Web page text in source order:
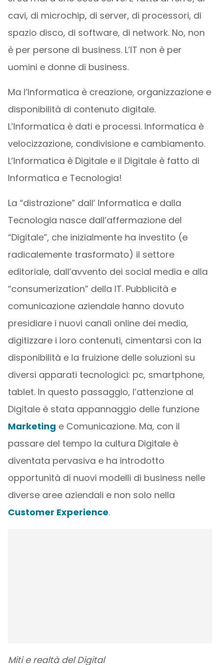
cavi, di microchip, di server, di processori, di
spazio disco, di software, di network. No, non
è per persone di business. L’IT non è per
uomini e donne di business.
Ma l’Informatica è creazione, organizzazione e
disponibilità di contenuto digitale.
L’Informatica è dati e processi. Informatica è
velocizzazione, condivisione e cambiamento.
L’Informatica è Digitale e il Digitale è fatto di
Informatica e Tecnologia!
La “distrazione” dall’ Informatica e dalla
Tecnologia nasce dall’affermazione del
“Digitale”, che inizialmente ha investito (e
radicalemente trasformato) il settore
editoriale, dall’avvento dei social media e alla
“consumerization” della IT. Pubblicità e
comunicazione aziendale hanno dovuto
presidiare i nuovi canali online dei media,
digitizzare i loro contenuti, cimentarsi con la
disponibilità e la fruizione delle soluzioni su
diversi apparati tecnologici: pc, smartphone,
tablet. In questo passaggio, l’attenzione al
Digitale è stata appannaggio delle funzione
Marketing e Comunicazione. Ma, con il
passare del tempo la cultura Digitale è
diventata pervasiva e ha introdotto
opportunità di nuovi modelli di business nelle
diverse aree aziendali e non solo nella
Customer Experience.
Miti e realtà del Digital